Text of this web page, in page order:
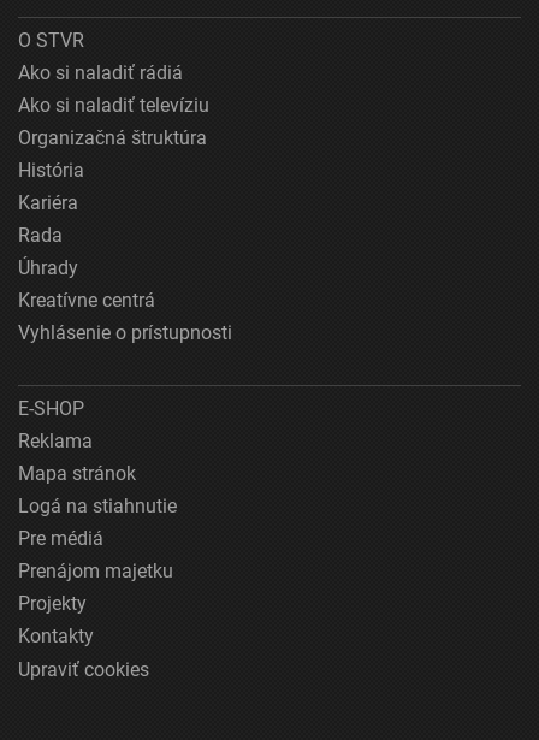
O STVR
Ako si naladiť rádiá
Ako si naladiť televíziu
Organizačná štruktúra
História
Kariéra
Rada
Úhrady
Kreatívne centrá
Vyhlásenie o prístupnosti
E-SHOP
Reklama
Mapa stránok
Logá na stiahnutie
Pre médiá
Prenájom majetku
Projekty
Kontakty
Upraviť cookies